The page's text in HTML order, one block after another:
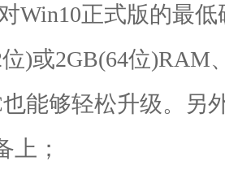
正式版的最低
)或2GB(64位)RAM
能够轻松升级。另
上；